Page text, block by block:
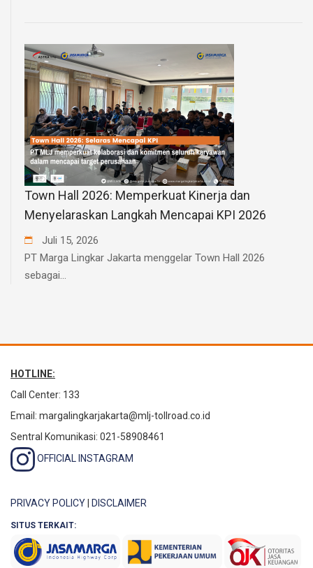
Town Hall 2026: Memperkuat Kinerja dan
Menyelaraskan Langkah Mencapai KPI 2026
Juli 15, 2026
PT Marga Lingkar Jakarta menggelar Town Hall 2026
sebagai...
HOTLINE:
Call Center: 133
Email: margalingkarjakarta@mlj-tollroad.co.id
Sentral Komunikasi: 021-58908461
OFFICIAL INSTAGRAM
PRIVACY POLICY DISCLAIMER
SITUS TERKAIT: